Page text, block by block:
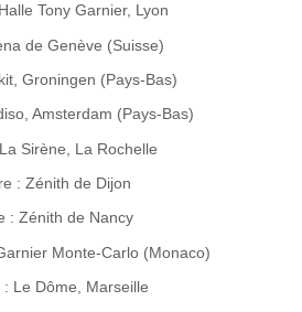
Tony Garnier, Lyon
de Genève (Suisse)
Groningen (Pays-Bas)
Amsterdam (Pays-Bas)
Sirène, La Rochelle
: Zénith de Dijon
: Zénith de Nancy
Monte-Carlo (Monaco)
Le Dôme, Marseille